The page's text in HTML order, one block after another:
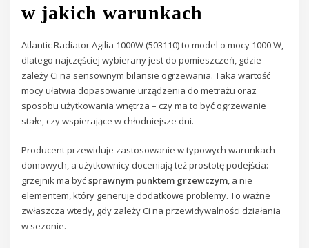
w jakich warunkach
Atlantic Radiator Agilia 1000W (503110) to model o mocy 1000 W,
dlatego najczęściej wybierany jest do pomieszczeń, gdzie
zależy Ci na sensownym bilansie ogrzewania. Taka wartość
mocy ułatwia dopasowanie urządzenia do metrażu oraz
sposobu użytkowania wnętrza – czy ma to być ogrzewanie
stałe, czy wspierające w chłodniejsze dni.
Producent przewiduje zastosowanie w typowych warunkach
domowych, a użytkownicy doceniają też prostotę podejścia:
grzejnik ma byćsprawnym punktem grzewczym, a nie
elementem, który generuje dodatkowe problemy. To ważne
zwłaszcza wtedy, gdy zależy Ci na przewidywalności działania
w sezonie.